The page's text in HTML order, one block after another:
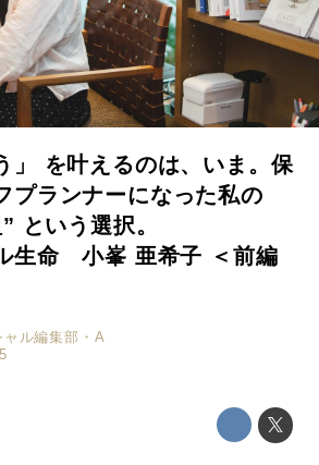
」 を叶えるのは、いま。保
プランナーになった私の
” という選択。
生命 小峯 亜希子 ＜前編
ャル編集部・A